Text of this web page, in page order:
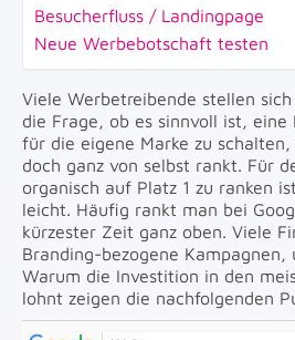
Besucherfluss / Landingpage
Neue Werbebotschaft testen
Viele Werbetreibende stellen
die Frage, ob es sinnvoll ist, eine
für die eigene Marke zu
doch ganz von selbst rankt. Für
organisch auf Platz 1 zu ranken
leicht. Häufig rankt man bei
kürzester Zeit ganz oben. Viele
Branding-bezogene Kampagnen,
Warum die Investition in den
lohnt zeigen die nachfolgenden